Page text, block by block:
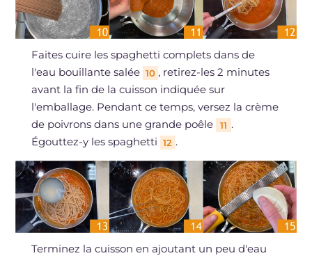
Faites cuire les spaghetti complets dans de
l'eau bouillante salée 10 , retirez-les 2 minutes
avant la fin de la cuisson indiquée sur
l'emballage. Pendant ce temps, versez la crème
de poivrons dans une grande poêle
11 .
Égouttez-y les spaghetti 12 .
Terminez la cuisson en ajoutant un peu d'eau